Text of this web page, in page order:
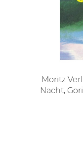
Moritz
Nacht,